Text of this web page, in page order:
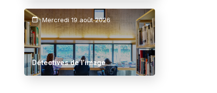
Mercredi 19 août 2026
Détectives de l’image